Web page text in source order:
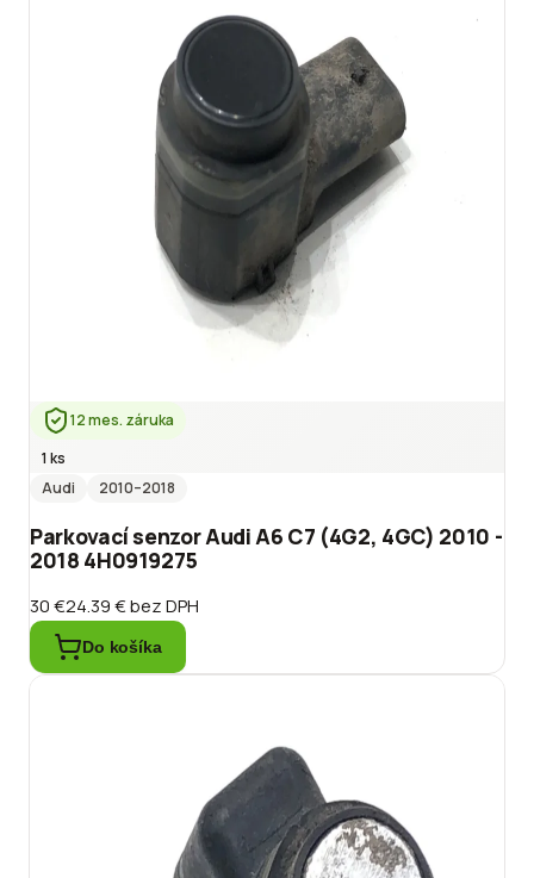
12 mes. záruka
1 ks
Audi
2010–2018
Parkovací senzor Audi A6 C7 (4G2, 4GC) 2010 -
2018 4H0919275
30 €24.39 €bez DPH
Do košíka